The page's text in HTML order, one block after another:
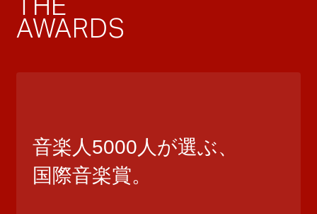
AWARDS
音楽人5000人が選ぶ、
国際音楽賞。